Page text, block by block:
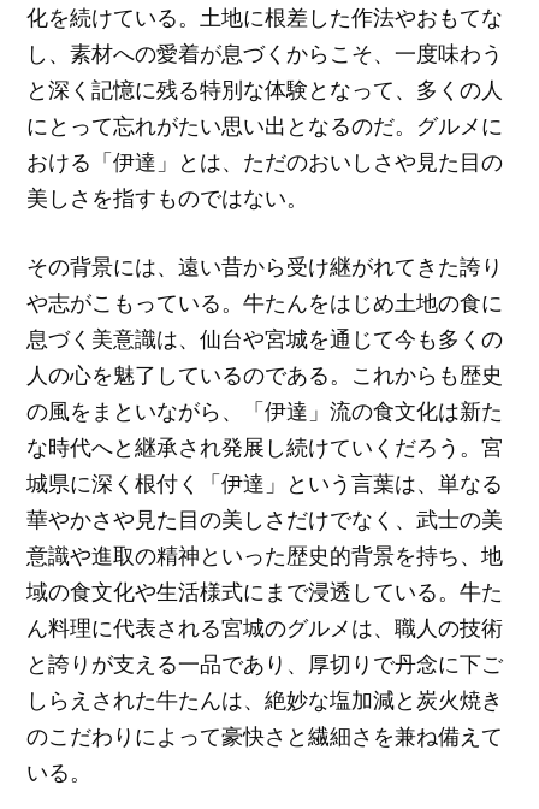
化を続けている。土地に根差した作法やおもてな
し、素材への愛着が息づくからこそ、一度味わう
と深く記憶に残る特別な体験となって、多くの人
にとって忘れがたい思い出となるのだ。グルメに
おける「伊達」とは、ただのおいしさや見た目の
美しさを指すものではない。
その背景には、遠い昔から受け継がれてきた誇り
や志がこもっている。牛たんをはじめ土地の食に
息づく美意識は、仙台や宮城を通じて今も多くの
人の心を魅了しているのである。これからも歴史
の風をまといながら、「伊達」流の食文化は新た
な時代へと継承され発展し続けていくだろう。宮
城県に深く根付く「伊達」という言葉は、単なる
華やかさや見た目の美しさだけでなく、武士の美
意識や進取の精神といった歴史的背景を持ち、地
域の食文化や生活様式にまで浸透している。牛た
ん料理に代表される宮城のグルメは、職人の技術
と誇りが支える一品であり、厚切りで丹念に下ご
しらえされた牛たんは、絶妙な塩加減と炭火焼き
のこだわりによって豪快さと繊細さを兼ね備えて
いる。